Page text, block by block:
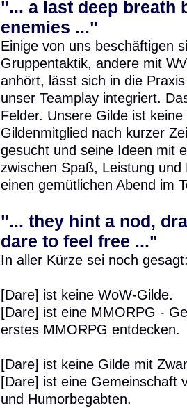
"... a last deep breath
enemies ..."
Einige von uns beschäftigen
Gruppentaktik, andere mit
anhört, lässt sich in die
unser Teamplay integriert.
Felder. Unsere Gilde ist
Gildenmitglied nach kurzer
gesucht und seine Ideen mit
zwischen Spaß, Leistung
einen gemütlichen Abend im
"... they hint a nod,
dare to feel free ..."
In aller Kürze sei noch
[Dare] ist keine WoW-Gilde.
[Dare] ist eine MMORPG -
erstes MMORPG entdecken.
[Dare] ist keine Gilde mit
[Dare] ist eine Gemeinschaft
und Humorbegabten.